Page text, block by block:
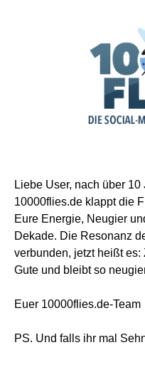
Liebe User, nach über
10000flies.de klappt die
Eure Energie, Neugier
Dekade. Die Resonanz
verbunden, jetzt heißt
Gute und bleibt so
Euer 10000flies.de-Team
PS. Und falls ihr mal